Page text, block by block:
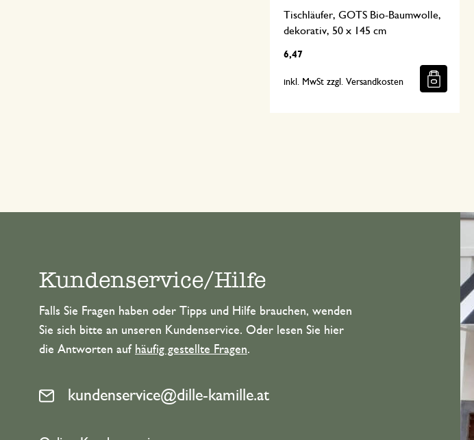
Tischläufer, GOTS Bio-Baumwolle,
dekorativ, 50 x 145 cm
6,47
inkl. MwSt zzgl. Versandkosten
Kundenservice/Hilfe
Falls Sie Fragen haben oder Tipps und Hilfe brauchen, wenden
Sie sich bitte an unseren Kundenservice. Oder lesen Sie hier
die Antworten auf häufig gestellte Fragen.
kundenservice@dille-kamille.at